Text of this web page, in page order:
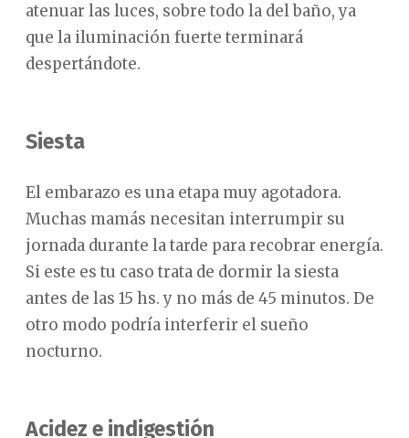
atenuar las luces, sobre todo la del baño, ya
que la iluminación fuerte terminará
despertándote.
Siesta
El embarazo es una etapa muy agotadora.
Muchas mamás necesitan interrumpir su
jornada durante la tarde para recobrar energía.
Si este es tu caso trata de dormir la siesta
antes de las 15 hs. y no más de 45 minutos. De
otro modo podría interferir el sueño
nocturno.
Acidez e indigestión